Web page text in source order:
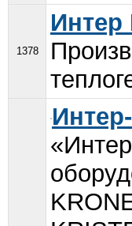
1378